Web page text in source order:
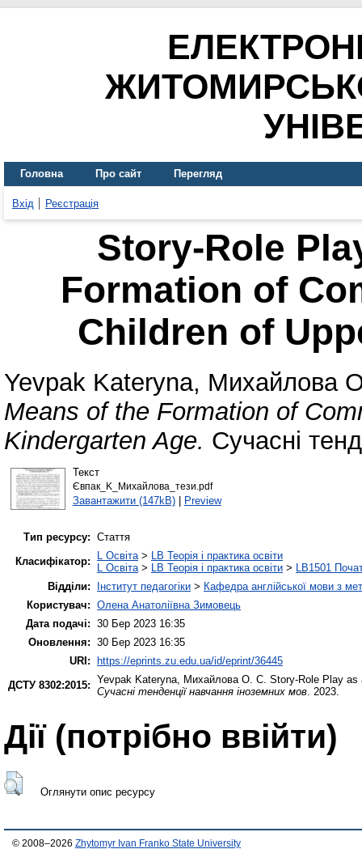
Головна Про сайт Перегляд
Вхід Реєстрація
Story-Role
Formation of
Children of
Yevpak Kateryna, Михайлова
Means of the Formation of
Kindergarten Age. Сучасні
Текст
Євпак_K_Михайлова_тези.pdf
Завантажити (147kB)| Preview
Тип ресурсу: Стаття
Класифікатор:
L Освіта> LB Теорія і практика освіти
L Освіта> LB Теорія і практика освіти > LB1501
Відділи:
Інститут педагогіки > Кафедра англійської мови з
Користувач: Олена Анатоліївна Зимовець
Дата подачі: 30 Бер 2023 16:35
Оновлення: 30 Бер 2023 16:35
URI:
https://eprints.zu.edu.ua/id/eprint/36445
ДСТУ 8302:2015: Yevpak Kateryna, Михайлова О. С. Story-Role Play as
Сучасні тенденції навчання іноземних мов. 2023.
Дії ​​(потрібно ввійти)
Оглянути опис ресурсу
© 2008–2026 Zhytomyr Ivan Franko State University